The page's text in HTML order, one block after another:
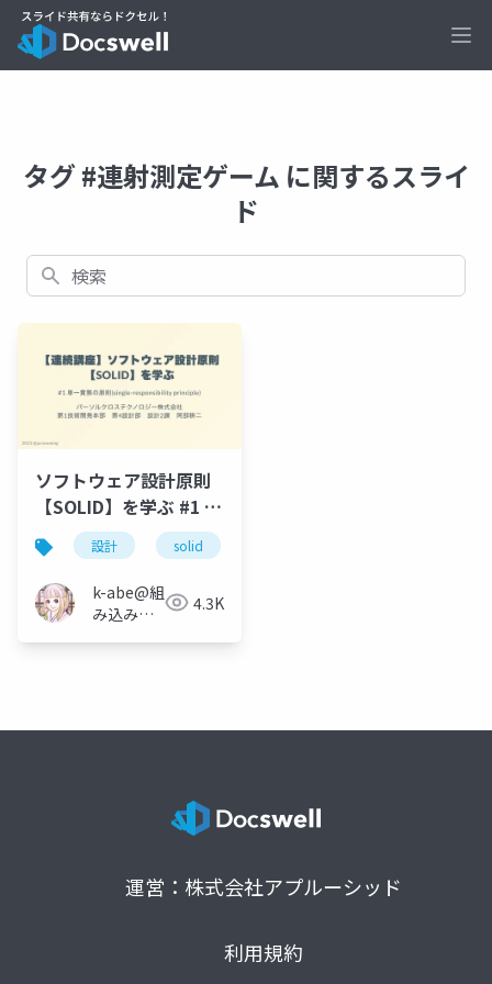
タグ #連射測定ゲーム に関するスライ
ド
検索
ソフトウェア設計原則
【SOLID】を学ぶ #1 単
一責務の原則(single-
responsibility
principle)
設計 solid
k-abe@組
み込みソ
4.3K
運営：株式会社アプルーシッド
利用規約